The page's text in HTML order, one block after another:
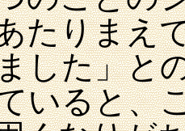
たりまえ
した」と
いると、